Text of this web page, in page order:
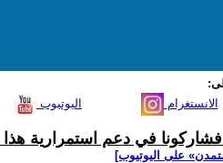
اليوتيوب الانستغرام
في دعم استمرارية هذا
على اليوتيوب]